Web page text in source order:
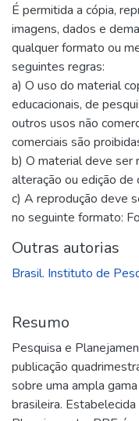
É permitida a cópia,
imagens, dados e
qualquer formato ou
seguintes regras:
a) O uso do material
educacionais, de
outros usos não
comerciais são
b) O material deve ser
alteração ou edição de
c) A reprodução deve
no seguinte formato:
Outras autorias
Brasil. Instituto de
Resumo
Pesquisa e
publicação
sobre uma ampla
brasileira.